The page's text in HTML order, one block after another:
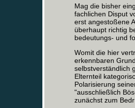
Mag die bisher
fachlichen Disput
erst angestoßene
überhaupt richtig
bedeutungs- und
Womit die hier
erkennbaren
selbstverständlich
Elternteil
Polarisierung
"ausschließlich
zunächst zum